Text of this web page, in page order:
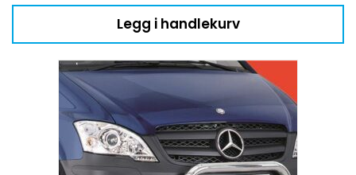
Legg i handlekurv